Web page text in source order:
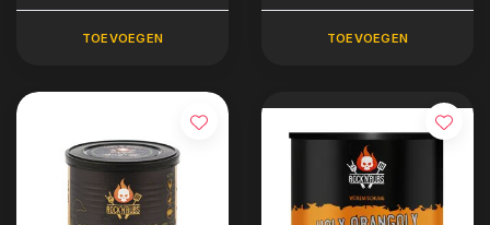
TOEVOEGEN TOEVOEGEN